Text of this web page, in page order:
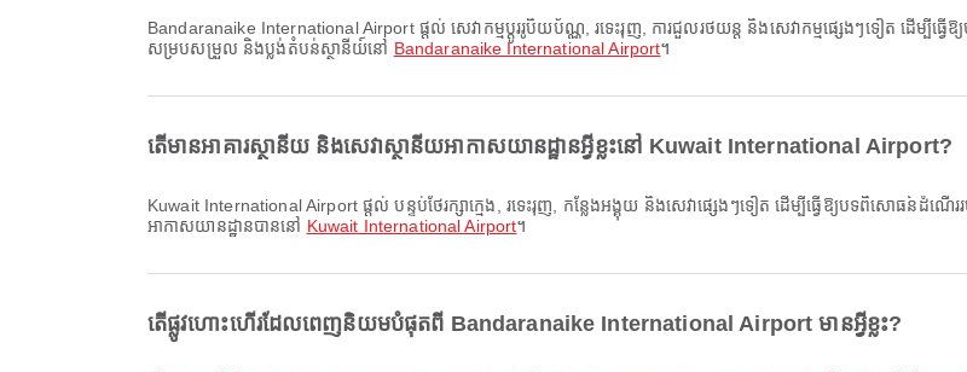
Bandaranaike International Airport ផ្តល់ សេវាកម្មប្តូររូបិយប័ណ្ណ, រទេះរុញ, ការជួលរថយន្ត និងសេវាកម្មផ្សេងៗទៀត ដើម្បីធ្វើឱ្យបទពិសោធន៍ធ្វើដំណើររបស់អ្នកប្រសើរឡើង។ អ្នកអាចពិនិត្យព័ត៌មានលម្អិតអំពីសេវា
សម្របសម្រួល និងប្លង់តំបន់ស្ថានីយ៍នៅ Bandaranaike International Airport។
តើមានអាគារស្ថានីយ និងសេវាស្ថានីយអាកាសយានដ្ឋានអ្វីខ្លះនៅ Kuwait International Airport?
Kuwait International Airport ផ្តល់ បន្ទប់ថែរក្សាក្មេង, រទេះរុញ, កន្លែងអង្គុយ និងសេវាផ្សេងៗទៀត ដើម្បីធ្វើឱ្យបទពិសោធន៍ដំណើររបស់អ្នកប្រសើរឡើង។ អ្នកអាចពិនិត្យព័ត៌មានលម្អិតអំពីសេវាកម្ម និងប្លង់
អាកាសយានដ្ឋានបាននៅ Kuwait International Airport។
តើផ្លូវហោះហើរដែលពេញនិយមបំផុតពី Bandaranaike International Airport មានអ្វីខ្លះ?